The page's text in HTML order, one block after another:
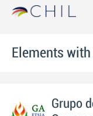
Elements with
Grupo